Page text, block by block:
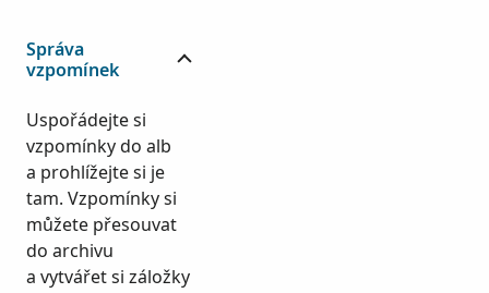
Správa
vzpomínek
Uspořádejte si
vzpomínky do alb
a prohlížejte si je
tam. Vzpomínky si
můžete přesouvat
do archivu
a vytvářet si záložky